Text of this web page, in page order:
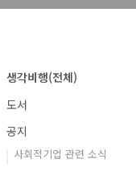
생각비행(전체)
도서
공지
사회적기업 관련 소식